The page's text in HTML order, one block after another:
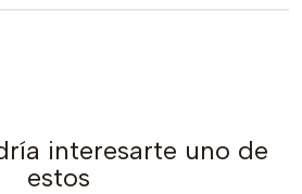
interesarte uno de
estos